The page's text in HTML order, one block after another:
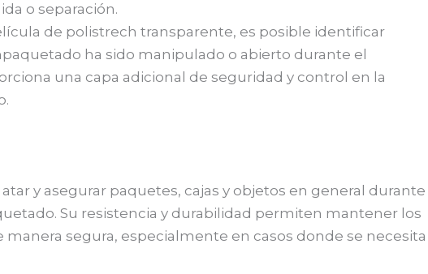
o separación.
de polistrech transparente, es posible identificar
ha sido manipulado o abierto durante el
una capa adicional de seguridad y control en la
y asegurar paquetes, cajas y objetos en general durante
Su resistencia y durabilidad permiten mantener los
segura, especialmente en casos donde se necesita